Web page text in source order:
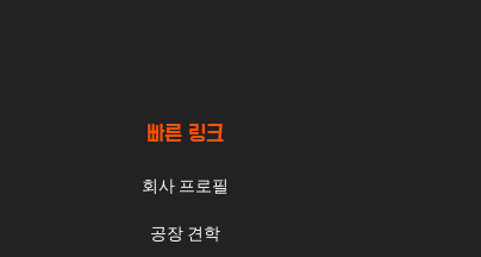
빠른 링크
회사 프로필
공장 견학